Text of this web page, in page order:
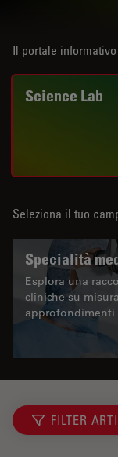
Il portale informativo
Science Lab
Seleziona il tuo
Specialità
Esplora una
cliniche su
approfondimenti
FILTER